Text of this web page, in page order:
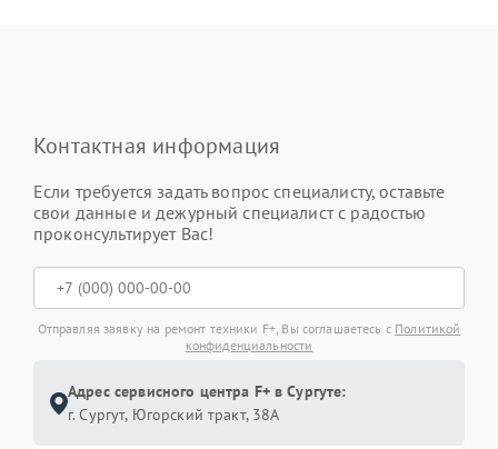
Контактная информация
Если требуется задать вопрос специалисту, оставьте
свои данные и дежурный специалист с радостью
проконсультирует Вас!
Отправляя заявку на ремонт техники F+, Вы соглашаетесь с Политикой
конфиденциальности
Адрес сервисного центра F+ в Сургуте:
г. Сургут, Югорский тракт, 38А